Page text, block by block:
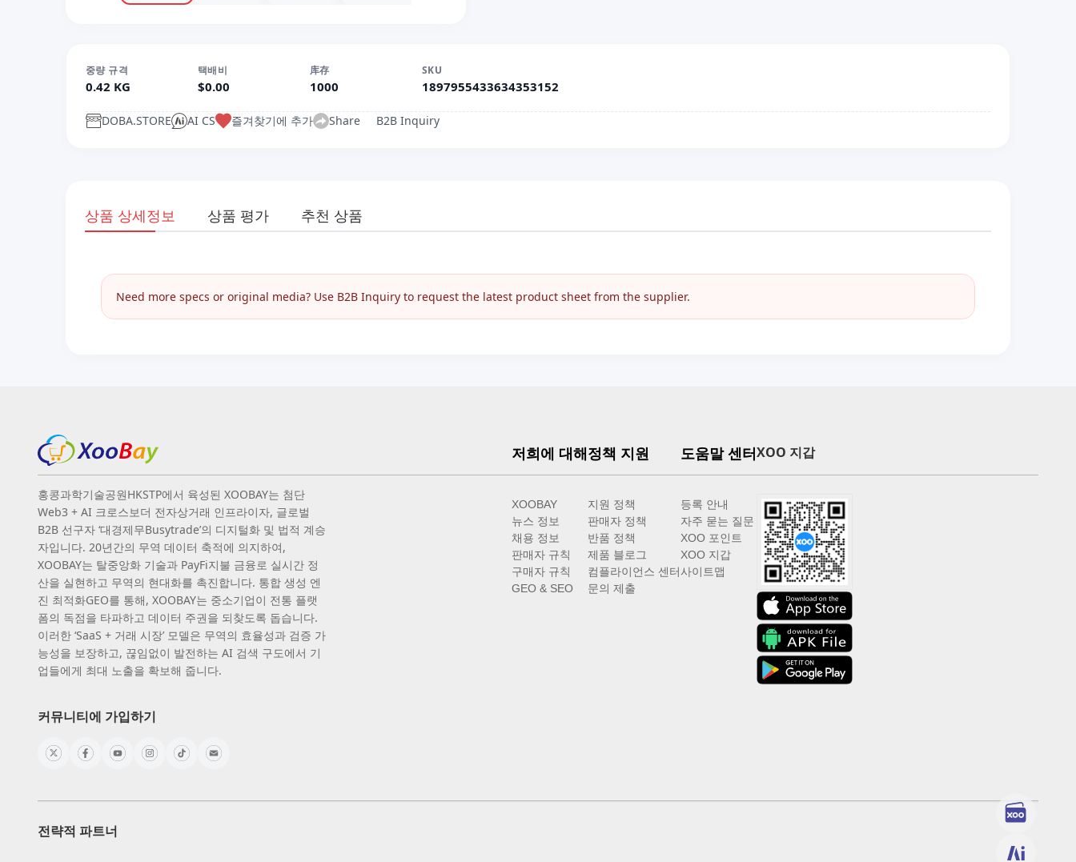
중량 규격
0.42 KG
택배비
$0.00
库存
1000
SKU
1897955433634353152
DOBA.STORE AI CS 즐겨찾기에 추가 Share B2B Inquiry
상품 상세정보 상품 평가 추천 상품
Need more specs or original media? Use B2B Inquiry to request the latest product sheet from the supplier.
홍콩과학기술공원HKSTP에서 육성된 XOOBAY는 첨단
Web3 + AI 크로스보더 전자상거래 인프라이자, 글로벌
B2B 선구자 ‘대경제무Busytrade’의 디지털화 및 법적 계승
자입니다. 20년간의 무역 데이터 축적에 의지하여,
XOOBAY는 탈중앙화 기술과 PayFi지불 금융로 실시간 정
산을 실현하고 무역의 현대화를 촉진합니다. 통합 생성 엔
진 최적화GEO를 통해, XOOBAY는 중소기업이 전통 플랫
폼의 독점을 타파하고 데이터 주권을 되찾도록 돕습니다.
이러한 ‘SaaS + 거래 시장’ 모델은 무역의 효율성과 검증 가
능성을 보장하고, 끊임없이 발전하는 AI 검색 구도에서 기
업들에게 최대 노출을 확보해 줍니다.
커뮤니티에 가입하기
저희에 대해
XOOBAY
뉴스 정보
채용 정보
판매자 규칙
구매자 규칙
GEO & SEO
정책 지원
지원 정책
판매자 정책
반품 정책
제품 블로그
컴플라이언스 센터
문의 제출
도움말 센터
등록 안내
자주 묻는 질문
XOO 포인트
XOO 지갑
사이트맵
XOO 지갑
전략적 파트너